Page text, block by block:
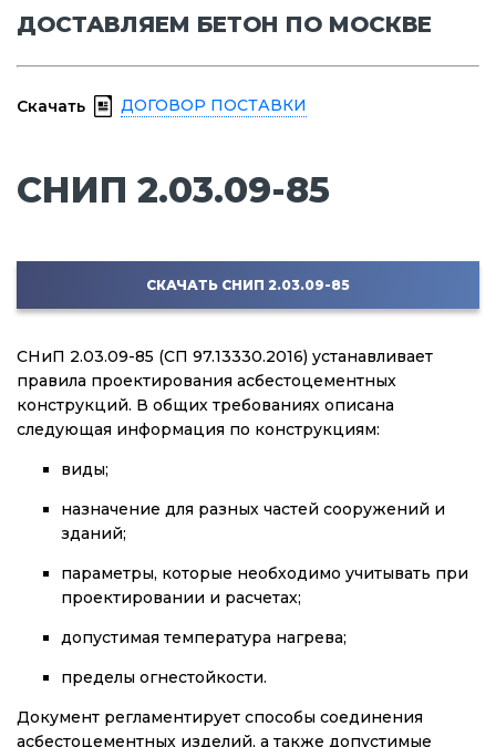
ДОСТАВЛЯЕМ БЕТОН ПО МОСКВЕ
Скачать ДОГОВОР ПОСТАВКИ
СНИП 2.03.09-85
СКАЧАТЬ СНИП 2.03.09-85
СНиП 2.03.09-85 (СП 97.13330.2016) устанавливает
правила проектирования асбестоцементных
конструкций. В общих требованиях описана
следующая информация по конструкциям:
виды;
назначение для разных частей сооружений и
зданий;
параметры, которые необходимо учитывать при
проектировании и расчетах;
допустимая температура нагрева;
пределы огнестойкости.
Документ регламентирует способы соединения
асбестоцементных изделий, а также допустимые